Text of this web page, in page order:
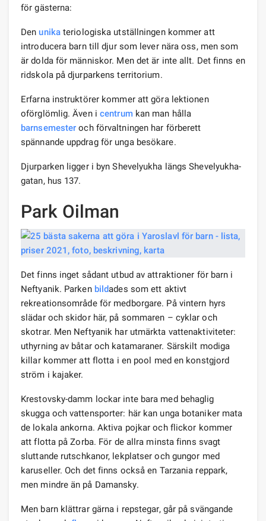
för gästerna:
Denunikateriologiska utställningen kommer att
introducera barn till djur som lever nära oss, men som
är dolda för människor. Men det är inte allt. Det finns en
ridskola på djurparkens territorium.
Erfarna instruktörer kommer att göra lektionen
oförglömlig. Även i centrumkan man hålla
barnsemester och förvaltningen har förberett
spännande uppdrag för unga besökare.
Djurparken ligger i byn Shevelyukha längs Shevelyukha-
gatan, hus 137.
Park Oilman
Det finns inget sådant utbud av attraktioner för barn i
Neftyanik. Parken bildades som ett aktivt
rekreationsområde för medborgare. På vintern hyrs
slädar och skidor här, på sommaren – cyklar och
skotrar. Men Neftyanik har utmärkta vattenaktiviteter:
uthyrning av båtar och katamaraner. Särskilt modiga
killar kommer att flotta i en pool med en konstgjord
ström i kajaker.
Krestovsky-damm lockar inte bara med behaglig
skugga och vattensporter: här kan unga botaniker mata
de lokala ankorna. Aktiva pojkar och flickor kommer
att flotta på Zorba. För de allra minsta finns svagt
sluttande rutschkanor, lekplatser och gungor med
karuseller. Och det finns också en Tarzania reppark,
men mindre än på Damansky.
Men barn klättrar gärna i repstegar, går på svängande